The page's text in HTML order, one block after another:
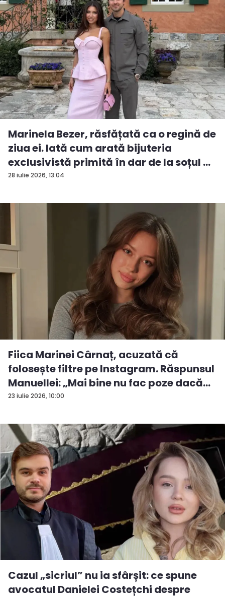
28 iulie 2026, 13:04
Marinela Bezer, răsfățată ca o regină de
ziua ei. Iată cum arată bijuteria
exclusivistă primită în dar de la soțul ...
23 iulie 2026, 10:00
Fiica Marinei Cârnaț, acuzată că
folosește filtre pe Instagram. Răspunsul
Manuellei: „Mai bine nu fac poze dacă...
Cazul „sicriul” nu ia sfârșit: ce spune
avocatul Danielei Costețchi despre